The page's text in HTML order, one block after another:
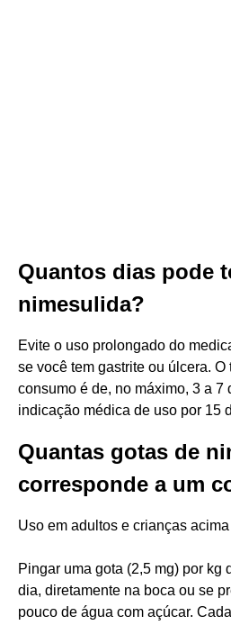
Quantos dias pode
nimesulida?
Evite o uso prolongado do
se você tem gastrite ou úlcera. O
consumo é de, no máximo, 3 a 7
indicação médica de uso por 15
Quantas gotas de
corresponde a um
Uso em adultos e crianças
Pingar uma gota (2,5 mg) por kg
dia, diretamente na boca ou se
pouco de água com açúcar.